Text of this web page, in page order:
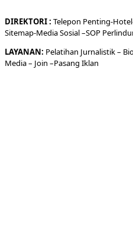
DIREKTORI: Telepon Penting-Hotel
Sitemap-Media Sosial –SOP
LAYANAN: Pelatihan Jurnalistik –
Media– Join –Pasang Iklan